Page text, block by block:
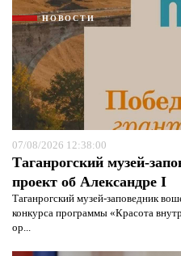
НОВОСТИ
07/08/2026 12:38:00
Таганрогский музей-
проект об Александре I
Таганрогский музей-заповедник
конкурса программы «Красота
ор...